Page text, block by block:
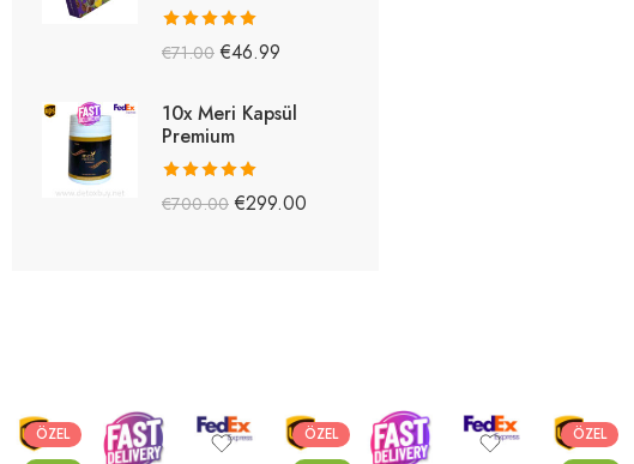
5 üzerinden
€71.00 €46.99
10x Meri Kapsül
Premium
5 üzerinden
€700.00 €299.00
ÖZEL
ÖZEL
ÖZEL